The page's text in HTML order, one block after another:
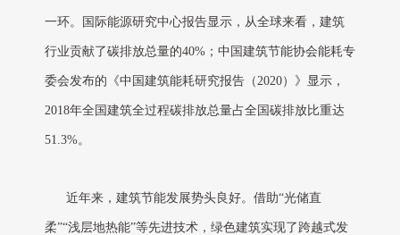
一环。国际能源研究中心报告显示，从全球来看，建筑
行业贡献了碳排放总量的40%；中国建筑节能协会能耗专
委会发布的《中国建筑能耗研究报告（2020）》显示，
2018年全国建筑全过程碳排放总量占全国碳排放比重达
51.3%。
近年来，建筑节能发展势头良好。借助“光储直
柔”“浅层地热能”等先进技术，绿色建筑实现了跨越式发